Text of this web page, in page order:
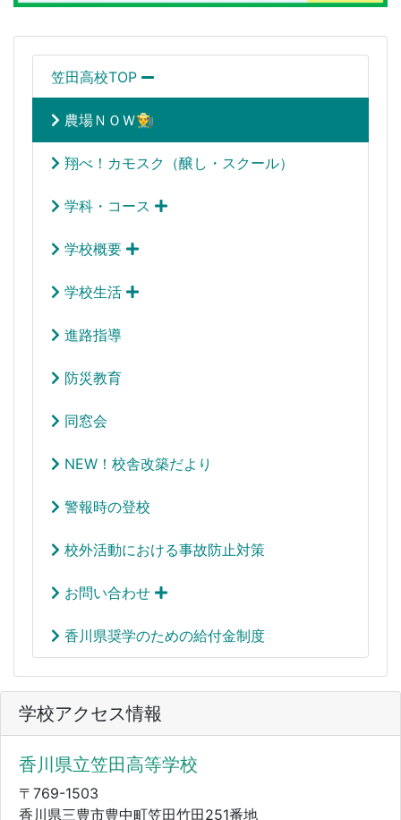
笠田高校TOP
農場ＮＯＷ👨‍🌾
翔べ！カモスク（醸し・スクール）
学科・コース
学校概要
学校生活
進路指導
防災教育
同窓会
NEW！校舎改築だより
警報時の登校
校外活動における事故防止対策
お問い合わせ
香川県奨学のための給付金制度
学校アクセス情報
香川県立笠田高等学校
〒769-1503
香川県三豊市豊中町笠田竹田251番地